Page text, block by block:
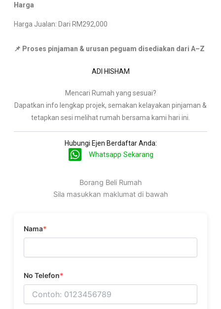
Harga
Harga Jualan: Dari RM292,000
📌 Proses pinjaman & urusan peguam disediakan dari A–Z
ADI HISHAM
Mencari Rumah yang sesuai?
Dapatkan info lengkap projek, semakan kelayakan pinjaman &
tetapkan sesi melihat rumah bersama kami hari ini.
Hubungi Ejen Berdaftar Anda:
Whatsapp Sekarang
Borang Beli Rumah
Sila masukkan maklumat di bawah
Nama*
No Telefon*